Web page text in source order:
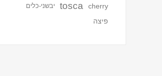
cherry
tosca יבשני-כלים
פיצה